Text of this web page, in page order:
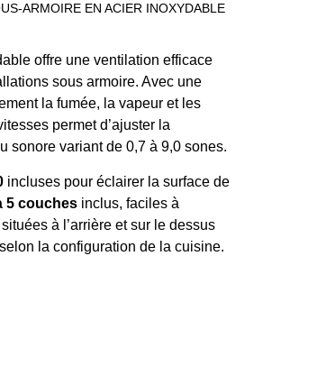
ARMOIRE EN ACIER INOXYDABLE
offre une ventilation efficace
sous armoire. Avec une
la fumée, la vapeur et les
permet d’ajuster la
sonore variant de 0,7 à 9,0 sones.
incluses pour éclairer la surface de
5 couches inclus, faciles à
situées à l’arrière et sur le dessus
la configuration de la cuisine.